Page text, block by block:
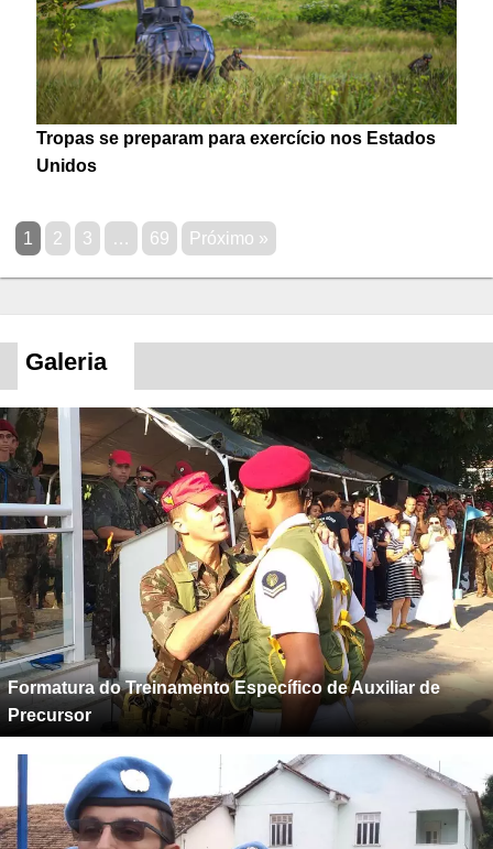
Tropas se preparam para exercício nos Estados
Unidos
1 2 3 … 69 Próximo »
Galeria
Formatura do Treinamento Específico de Auxiliar de
Precursor